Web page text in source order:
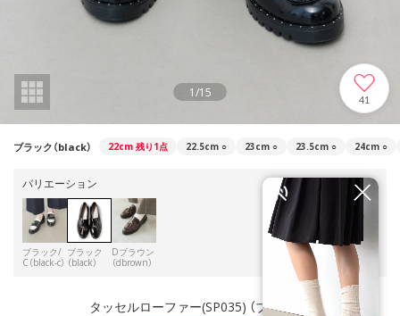
1/15 41
ブラック（black） 22cm 残り1点 22.5cm ○ 23cm ○ 23.5cm ○ 24cm ○
バリエーション
ブラック/
C（black-c）
ブラック
（black）
Dブラウン
（dbrown）
タッセルローファー(SP035) （ブラック）